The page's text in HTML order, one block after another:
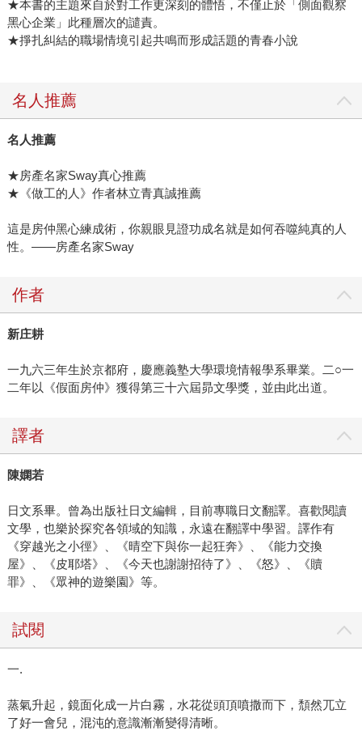
★本書的主題來自於對工作更深刻的體悟，不僅止於「側面觀察
黑心企業」此種層次的譴責。
★掙扎糾結的職場情境引起共鳴而形成話題的青春小說
名人推薦
名人推薦
★房產名家Sway真心推薦
★《做工的人》作者林立青真誠推薦
這是房仲黑心練成術，你親眼見證功成名就是如何吞噬純真的人
性。――房產名家Sway
作者
新庄耕
一九六三年生於京都府，慶應義塾大學環境情報學系畢業。二○一
二年以《假面房仲》獲得第三十六屆昴文學獎，並由此出道。
譯者
陳嫻若
日文系畢。曾為出版社日文編輯，目前專職日文翻譯。喜歡閱讀
文學，也樂於探究各領域的知識，永遠在翻譯中學習。譯作有
《穿越光之小徑》、《晴空下與你一起狂奔》、《能力交換
屋》、《皮耶塔》、《今天也謝謝招待了》、《怒》、《贖
罪》、《眾神的遊樂園》等。
試閱
一.
蒸氣升起，鏡面化成一片白霧，水花從頭頂噴撒而下，頹然兀立
了好一會兒，混沌的意識漸漸變得清晰。